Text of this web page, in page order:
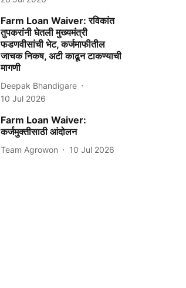
Farm Loan Waiver: रविकांत
तुपकरांनी घेतली मुख्यमंत्री
फडणवीसांची भेट, कर्जमाफीतील
जाचक निकष, अटी काढून टाकण्याची
मागणी
Deepak Bhandigare
10 Jul 2026
Farm Loan Waiver:
कर्जमुक्तीसाठी आंदोलन
Team Agrowon 10 Jul 2026